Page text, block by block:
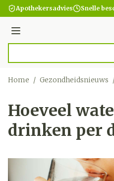
Ga naar de inhoud
Apothekersadvies Snelle
Menu
Home / Gezondheidsnieuws
Hoeveel
drinken per